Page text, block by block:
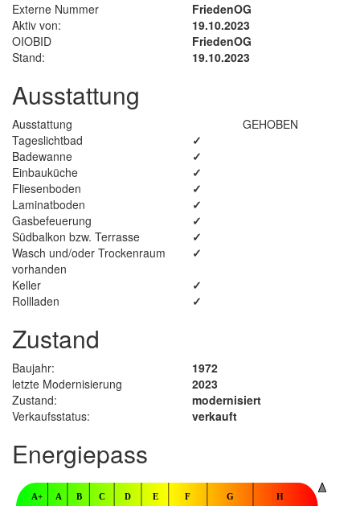
Externe Nummer
FriedenOG
Aktiv von:
19.10.2023
OIOBID
FriedenOG
Stand:
19.10.2023
Ausstattung
Ausstattung
GEHOBEN
Tageslichtbad
✓
Badewanne
✓
Einbauküche
✓
Fliesenboden
✓
Laminatboden
✓
Gasbefeuerung
✓
Südbalkon bzw. Terrasse
✓
Wasch und/oder Trockenraum
vorhanden
✓
Keller
✓
Rollladen
✓
Zustand
Baujahr:
1972
letzte Modernisierung
2023
Zustand:
modernisiert
Verkaufsstatus:
verkauft
Energiepass